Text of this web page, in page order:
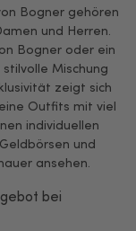
Bogner gehören
und Herren.
Bogner oder ein
Mischung
zeigt sich
Outfits mit viel
individuellen
und
ansehen.
bei